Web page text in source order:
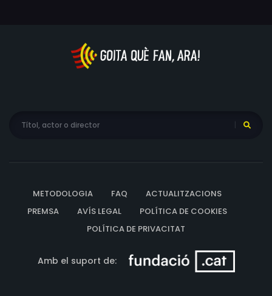
METODOLOGIA FAQ
ACTUALITZACIONS
PREMSA
AVÍS LEGAL
POLÍTICA DE COOKIES
POLÍTICA DE PRIVACITAT
Amb el suport de: